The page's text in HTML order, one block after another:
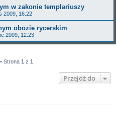
w zakonie templariuszy
2009, 16:22
obozie rycerskim
2009, 12:23
Strona 1 z 1
Przejdź do